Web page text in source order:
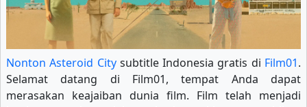
Nonton Asteroid Citysubtitle Indonesia gratis di Film01.
Selamat datang di Film01, tempat Anda dapat
merasakan keajaiban dunia film. Film telah menjadi